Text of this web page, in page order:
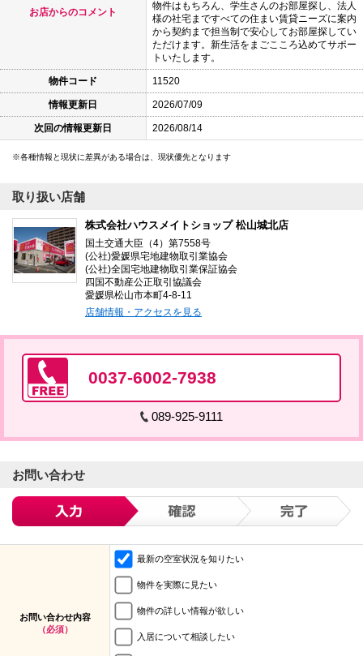
お店からのコメント
物件はもちろん、学生さんのお部屋探し、法人
様の社宅まですべての住まい賃貸ニーズに案内
から契約まで担当制で安心してお部屋探してい
ただけます。新生活をまごこころ込めてサポー
トいたします。
物件コード 11520
情報更新日 2026/07/09
次回の情報更新日 2026/08/14
各種情報と現状に差異がある場合は、現状優先となります
取り扱い店舗
株式会社ハウスメイトショップ 松山城北店
国土交通大臣（4）第7558号
(公社)愛媛県宅地建物取引業協会
(公社)全国宅地建物取引業保証協会
四国不動産公正取引協議会
愛媛県松山市本町4-8-11
店舗情報・アクセスを見る
0037-6002-7938
089-925-9111
お問い合わせ
お問い合わせ内容
（必須）
最新の空室状況を知りたい
物件を実際に見たい
物件の詳しい情報が欲しい
入居について相談したい